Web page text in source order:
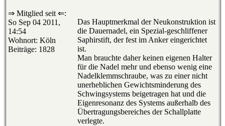
⇒ Mitglied seit ⇐:
So Sep 04 2011,
14:54
Wohnort: Köln
Beiträge: 1828
Das Hauptmerkmal der Neukonstruktion ist
die Dauernadel, ein Spezial-geschliffener
Saphirstift, der fest im Anker eingerichtet
ist.
Man brauchte daher keinen eigenen Halter
für die Nadel mehr und ebenso wenig eine
Nadelklemmschraube, was zu einer nicht
unerheblichen Gewichtsminderung des
Schwingsystems beigetragen hat und die
Eigenresonanz des Systems außerhalb des
Übertragungsbereiches der Schallplatte
verlegte.